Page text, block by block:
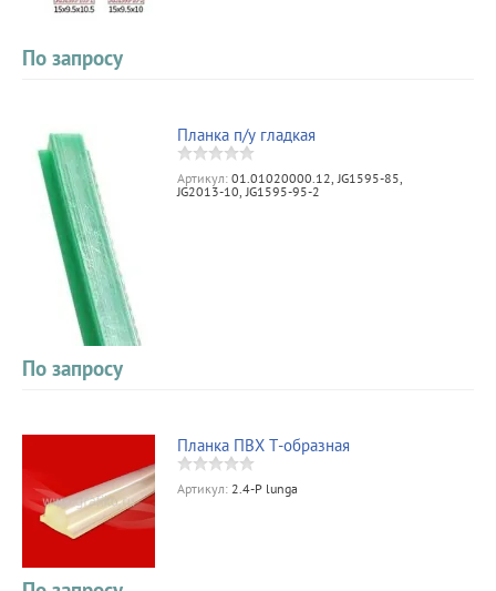
По запросу
Планка п/у гладкая
Артикул: 01.01020000.12, JG1595-85,
JG2013-10, JG1595-95-2
По запросу
Планка ПВХ Т-образная
Артикул: 2.4-P lunga